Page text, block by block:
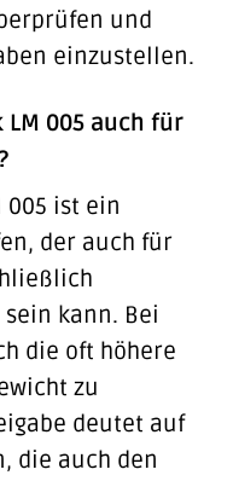
und
einzustellen.
005 auch für
005 ist ein
der auch für
kann. Bei
die oft höhere
zu
deutet auf
die auch den